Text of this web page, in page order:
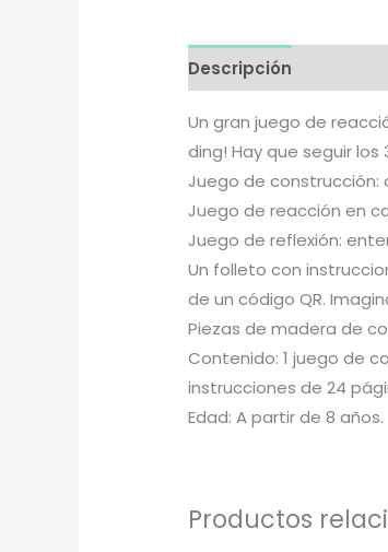
Descripción
Un gran juego de
ding! Hay que seguir
Juego de construcción:
Juego de reacción en
Juego de reflexión:
Un folleto con
de un código QR.
Piezas de madera de
Contenido: 1 juego de
instrucciones de 24
Edad: A partir de 8 años.
Productos